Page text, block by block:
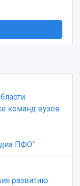
команд вузов
ПФО"
развитию